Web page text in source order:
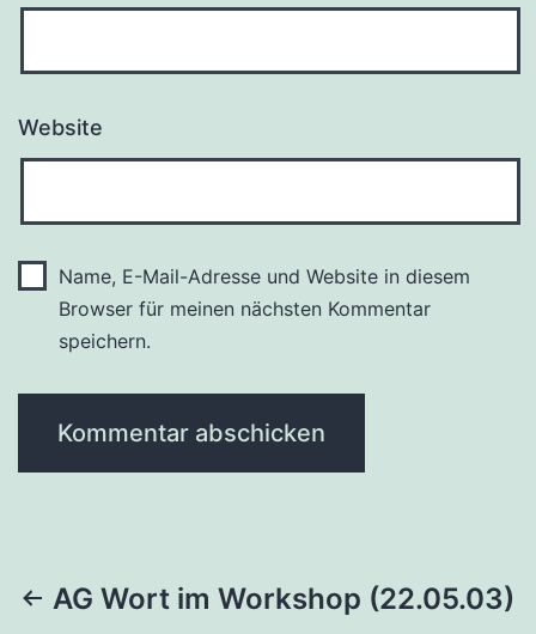
Website
Name, E-Mail-Adresse und Website in diesem
Browser für meinen nächsten Kommentar
speichern.
Beitragsnavigation
AG Wort im Workshop (22.05.03)